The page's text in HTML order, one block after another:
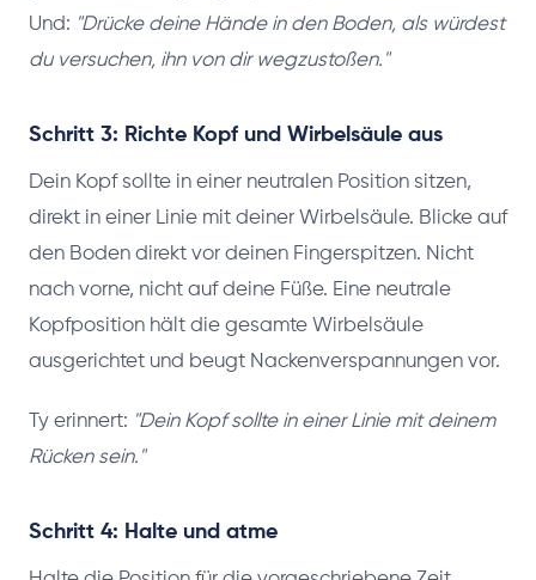
Und: "Drücke deine Hände in den Boden, als würdest
du versuchen, ihn von dir wegzustoßen."
Schritt 3: Richte Kopf und Wirbelsäule aus
Dein Kopf sollte in einer neutralen Position sitzen,
direkt in einer Linie mit deiner Wirbelsäule. Blicke auf
den Boden direkt vor deinen Fingerspitzen. Nicht
nach vorne, nicht auf deine Füße. Eine neutrale
Kopfposition hält die gesamte Wirbelsäule
ausgerichtet und beugt Nackenverspannungen vor.
Ty erinnert: "Dein Kopf sollte in einer Linie mit deinem
Rücken sein."
Schritt 4: Halte und atme